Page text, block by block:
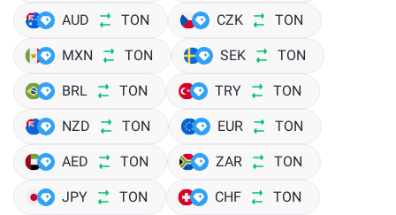
AUD TON CZK TON
MXN TON SEK TON
BRL TON TRY TON
NZD TON EUR TON
AED TON ZAR TON
JPY TON CHF TON